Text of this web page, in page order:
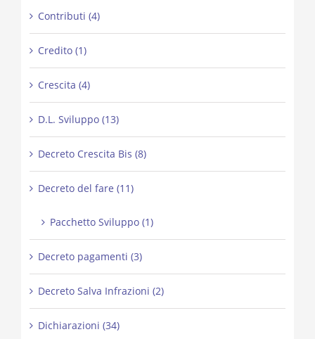
Contributi (4)
Credito (1)
Crescita (4)
D.L. Sviluppo (13)
Decreto Crescita Bis (8)
Decreto del fare (11)
Pacchetto Sviluppo (1)
Decreto pagamenti (3)
Decreto Salva Infrazioni (2)
Dichiarazioni (34)